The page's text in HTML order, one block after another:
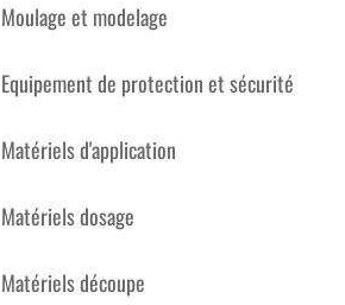
Moulage et modelage
Equipement de protection et sécurité
Matériels d'application
Matériels dosage
Matériels découpe
Télécharger la fiche technique